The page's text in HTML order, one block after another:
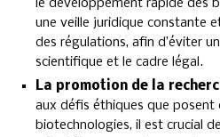
le développement rapide des
une veille juridique constante
des régulations, afin d’éviter
scientifique et le cadre légal.
La promotion de la
aux défis éthiques que posent
biotechnologies, il est crucial